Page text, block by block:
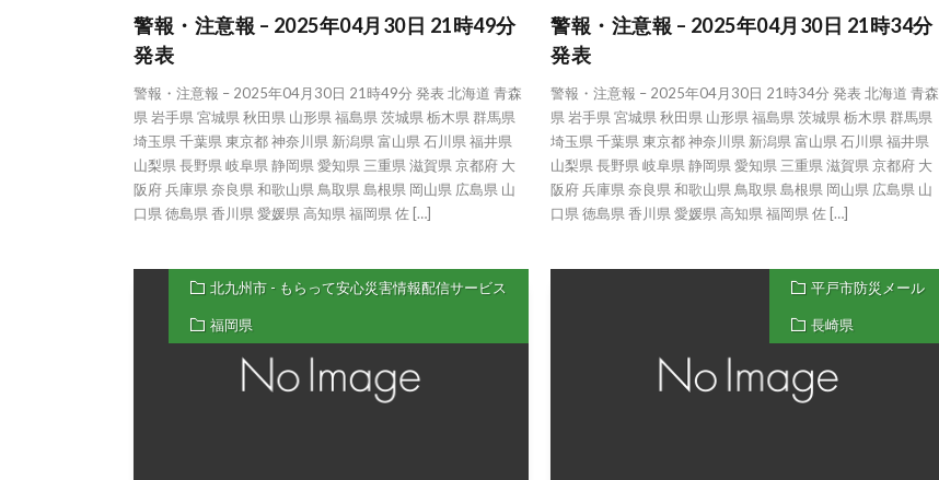
警報・注意報 – 2025年04月30日 21時49分
発表
警報・注意報 – 2025年04月30日 21時49分 発表 北海道 青森
県 岩手県 宮城県 秋田県 山形県 福島県 茨城県 栃木県 群馬県
埼玉県 千葉県 東京都 神奈川県 新潟県 富山県 石川県 福井県
山梨県 長野県 岐阜県 静岡県 愛知県 三重県 滋賀県 京都府 大
阪府 兵庫県 奈良県 和歌山県 鳥取県 島根県 岡山県 広島県 山
口県 徳島県 香川県 愛媛県 高知県 福岡県 佐 […]
警報・注意報 – 2025年04月30日 21時34分
発表
警報・注意報 – 2025年04月30日 21時34分 発表 北海道 青森
県 岩手県 宮城県 秋田県 山形県 福島県 茨城県 栃木県 群馬県
埼玉県 千葉県 東京都 神奈川県 新潟県 富山県 石川県 福井県
山梨県 長野県 岐阜県 静岡県 愛知県 三重県 滋賀県 京都府 大
阪府 兵庫県 奈良県 和歌山県 鳥取県 島根県 岡山県 広島県 山
口県 徳島県 香川県 愛媛県 高知県 福岡県 佐 […]
北九州市 - もらって安心災害情報配信サービス
福岡県
平戸市防災メール
長崎県